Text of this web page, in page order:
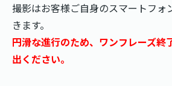
撮影はお客様ご自身のスマートフォ
きます。
円滑な進行のため、ワンフレーズ終
出ください。